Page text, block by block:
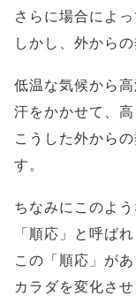
さらに場合によ
しかし、外から
低温な気候から
汗をかかせて、
こうした外から
す。
ちなみにこのよ
「順応」と呼ばれ
この「順応」が
カラダを変化さ